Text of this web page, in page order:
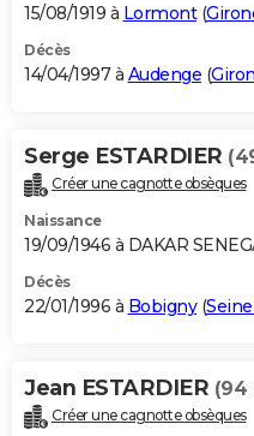
15/08/1919 à Lormont(
Décès
14/04/1997 à Audenge (
Serge ESTARDIER
Créer une cagnotte obsèques
Naissance
19/09/1946 à DAKAR
Décès
22/01/1996 à Bobigny(
Jean ESTARDIER (94
Créer une cagnotte obsèques